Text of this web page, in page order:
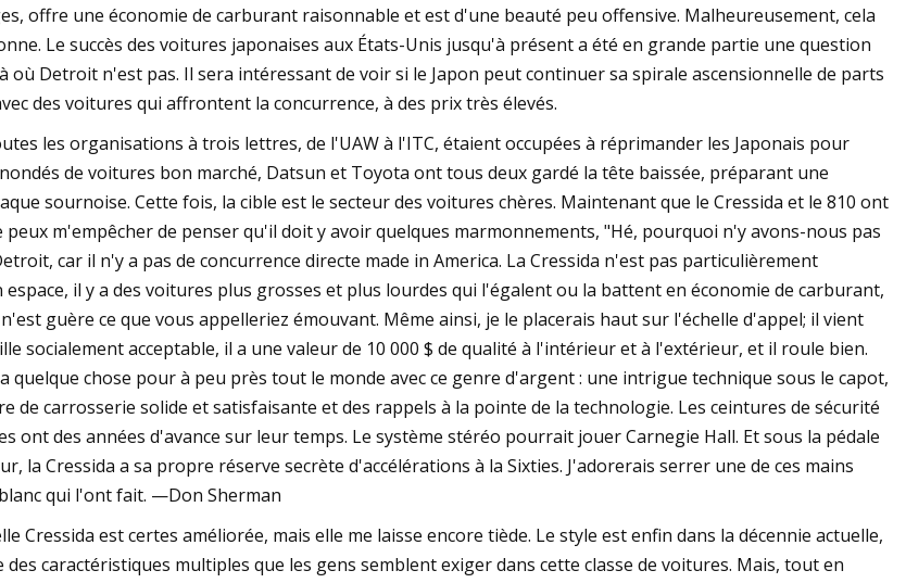
offre une économie de carburant raisonnable et est d'une beauté peu offensive. Malheureusement, cela
Le succès des voitures japonaises aux États-Unis jusqu'à présent a été en grande partie une question
où Detroit n'est pas. Il sera intéressant de voir si le Japon peut continuer sa spirale ascensionnelle de parts
des voitures qui affrontent la concurrence, à des prix très élevés.
les organisations à trois lettres, de l'UAW à l'ITC, étaient occupées à réprimander les Japonais pour
de voitures bon marché, Datsun et Toyota ont tous deux gardé la tête baissée, préparant une
sournoise. Cette fois, la cible est le secteur des voitures chères. Maintenant que le Cressida et le 810 ont
m'empêcher de penser qu'il doit y avoir quelques marmonnements, "Hé, pourquoi n'y avons-nous pas
car il n'y a pas de concurrence directe made in America. La Cressida n'est pas particulièrement
espace, il y a des voitures plus grosses et plus lourdes qui l'égalent ou la battent en économie de carburant,
guère ce que vous appelleriez émouvant. Même ainsi, je le placerais haut sur l'échelle d'appel; il vient
socialement acceptable, il a une valeur de 10 000 $ de qualité à l'intérieur et à l'extérieur, et il roule bien.
quelque chose pour à peu près tout le monde avec ce genre d'argent : une intrigue technique sous le capot,
de carrosserie solide et satisfaisante et des rappels à la pointe de la technologie. Les ceintures de sécurité
ont des années d'avance sur leur temps. Le système stéréo pourrait jouer Carnegie Hall. Et sous la pédale
la Cressida a sa propre réserve secrète d'accélérations à la Sixties. J'adorerais serrer une de ces mains
qui l'ont fait. —Don Sherman
Cressida est certes améliorée, mais elle me laisse encore tiède. Le style est enfin dans la décennie actuelle,
caractéristiques multiples que les gens semblent exiger dans cette classe de voitures. Mais, tout en